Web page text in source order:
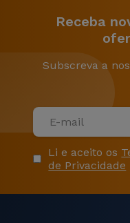
Receba
Subscreva a
Li e aceito os
de Privacidade